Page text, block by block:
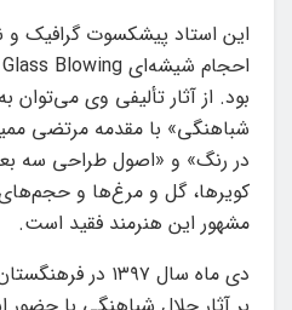
این استاد پیشکسوت گرافیک
بود. از آثار تألیفی وی
شباهنگی» با مقدمه مرتضی
در رنگ» و «اصول طراحی سه
کویرها، گل و مرغ‌ها و
مشهور این هنرمند فقید است.
دی ماه سال ۱۳۹۷